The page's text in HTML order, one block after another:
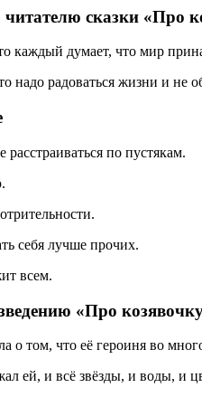
читателю сказки «Про
каждый думает, что мир
надо радоваться жизни и не
по пустякам.
себя лучше прочих.
всем.
«Про
о том, что её героиня во
ей, и всё звёзды, и воды, и